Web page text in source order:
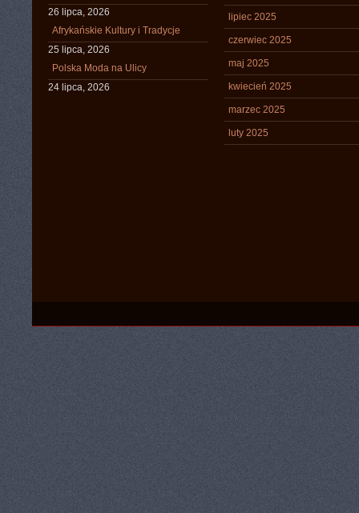
26 lipca, 2026
Afrykańskie Kultury i Tradycje
25 lipca, 2026
Polska Moda na Ulicy
24 lipca, 2026
lipiec 2025
czerwiec 2025
maj 2025
kwiecień 2025
marzec 2025
luty 2025